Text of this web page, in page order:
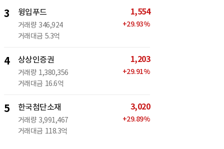
3 윙입푸드
거래량 346,924
거래대금 5.3억
1,554
+29.93%
4 상상인증권
거래량 1,380,356
거래대금 16.6억
1,203
+29.91%
5 한국첨단소재
거래량 3,991,467
거래대금 118.3억
3,020
+29.89%